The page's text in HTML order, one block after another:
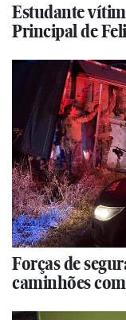
Estudante
Principal de
Forças de
caminhões